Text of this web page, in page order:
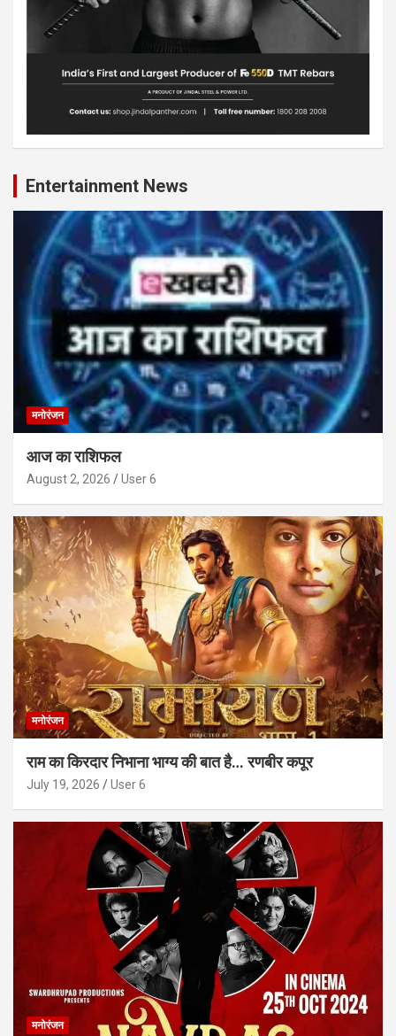
Entertainment News
मनोरंजन
आज का राशिफल
August 2, 2026 User 6
मनोरंजन
राम का किरदार निभाना भाग्य की बात है… रणबीर कपूर
July 19, 2026 User 6
मनोरंजन